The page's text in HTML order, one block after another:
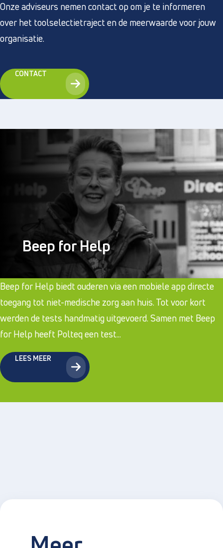
Onze adviseurs nemen contact op om je te informeren
over het toolselectietraject en de meerwaarde voor jouw
organisatie.
CONTACT
Beep for Help
Beep for Help biedt ouderen via een mobiele app directe
toegang tot niet-medische zorg aan huis. Tot voor kort
werden de tests handmatig uitgevoerd. Samen met Beep
for Help heeft Polteq een test...
LEES MEER